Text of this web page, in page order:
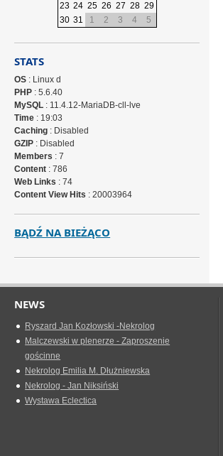
23 24 25 26 27 28 29
30 31 1 2 3 4 5
STATS
OS : Linux d
PHP : 5.6.40
MySQL : 11.4.12-MariaDB-cll-lve
Time : 19:03
Caching : Disabled
GZIP : Disabled
Members : 7
Content : 786
Web Links : 74
Content View Hits : 20003964
BĄDŹ NA BIEŻĄCO
NEWS
Ryszard Jan Kozłowski -Nekrolog
Malczewski w plenerze - Zaproszenie
gościnne
Nekrolog Emilia M. Dłużniewska
Nekrolog - Jan Niksiński
Wystawa Eclectica